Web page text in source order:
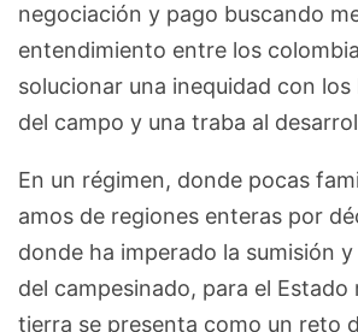
negociación y pago buscando
entendimiento entre los
solucionar una inequidad con
del campo y una traba al
En un régimen, donde pocas
amos de regiones enteras por
donde ha imperado la sumisión
del campesinado, para el Estado
tierra se presenta como un reto